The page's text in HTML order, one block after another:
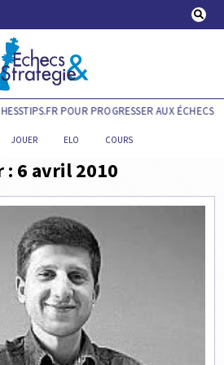
POUR PROGRESSER AUX ÉCHECS !
JOUER ELO COURS
: 6 avril 2010